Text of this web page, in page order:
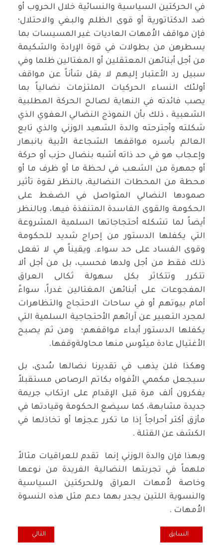
في الحركتين السياسية والنسائية خلال الحروب أو
ضد الدكتاتورية أو قوى الظلم والبغي والاحتلال؛
فإن مواقف الاُمهات العاديات غير المسيسات بما
يسطرهن من بطولات في قوة الإرادة والشكيمة
من أجل أبنائهن المعتقلين أو المغتالين ظلما وفي
سبيل رد الأعتبار إليهم لا يقل شأناً عن مواقف
أولئك النساء الحركيات الملتزمات نضالياً بما
يصب فائدته في النهاية لصالح الحركة المطلبية
الشعبية ، ذلك بأن النموذج النضالي العفوي الذي
شكلته وأجترحته والدة الشهيد الوزني والذي تابع
العالم بأسره مواقفها الشجاعة الأبية بانبهار
وإعجاب هو في حد ذاته أشبه بنضال حزب أو حركة
أو جمهرة من الشعب في لحظة ما أو ظرف ما أو
محطة من المحطات النضالية، بالنظر لقوة تأثير
صمودها النضالي المتواصل في الضغط على
الحكومة والقوى الفاسدة المتنفذة فيها، وبالنظر
أيضاً لما تشكله أحتجاجاتها السلمية المشروعة
التي يكفلها الدستور من إحراج شديد للحكومة
وقوى الفساد على حد سواء. ويقيناً هي لا تفعل
ذلك فقط من أجل ولدها فحسب، بل من أجل ألا
تتكرر وتتكاثر بكل سهولة ثكالى العراق
المفجوعات على أبنائهن المغتالين غدراً، سواءً
أمام بيوتهم أو في ساحات الاحتجاج والتظاهرات
لمجرد التعبير عن آرائهم الأحتجاجية السلمية التي
يكفلها الدستور أبداء مواقفهم؛ ومن ثم يصبح
الأغتيال عادة ميئوس منها محاولةوقفها.
وهكذا فلن يذهب في تقديرنا نضالها سُدى، بل
سيجعل مكممي الأفواه بكاتم الرصاص مستقبلاً
يفكرون ألف مرة قبل الإقدام على ارتكاب جريمة
جديدة مشابهة، كما سيضع الحكومة وقيادتها في
مأزق أكثر أحراجاً إذا ما تكرر عجزها أو تخاذلها في
الكشف عن القتلة .
وبهذا فإن والدة الوزني إنما تقدم للعراقيات مثالاً
ملهماً في تجربتها النضالية الفريدة من نوعها
وخاصة لاُمهات العراق وللحركتين السياسية
والنسوية اللتين يجدر بهما دعم مثل هذه النسوة
الاُمهات .
المقال السابق: مهام عراقيي الخارج تتحدد بدعم حراك الشعب وإعلام
السابق المقال التالي:
التالي